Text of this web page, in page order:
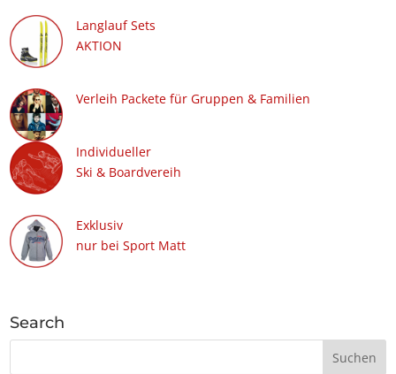
Langlauf Sets
AKTION
Verleih Packete für Gruppen & Familien
Individueller
Ski & Boardvereih
Exklusiv
nur bei Sport Matt
Search